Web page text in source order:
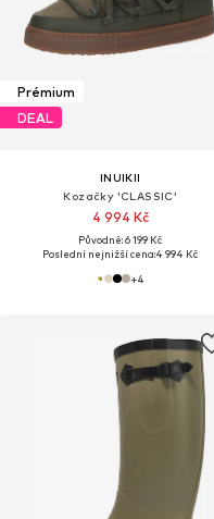
Prémium
DEAL
INUIKII
Kozačky 'CLASSIC'
4 994 Kč
Původně: 6 199 Kč
Poslední nejnižší cena:4 994 Kč
+4